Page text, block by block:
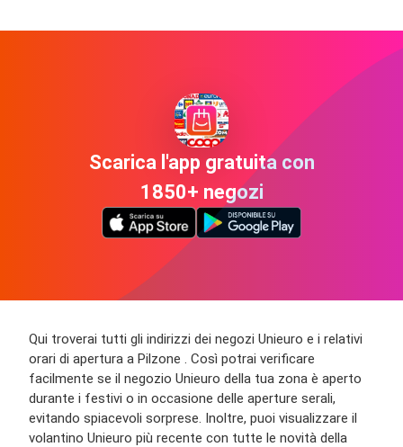
Scarica l'app gratuita con
1850+ negozi
Qui troverai tutti gli indirizzi dei negozi Unieuro e i relativi
orari di apertura a Pilzone . Così potrai verificare
facilmente se il negozio Unieuro della tua zona è aperto
durante i festivi o in occasione delle aperture serali,
evitando spiacevoli sorprese. Inoltre, puoi visualizzare il
volantino Unieuro più recente con tutte le novità della